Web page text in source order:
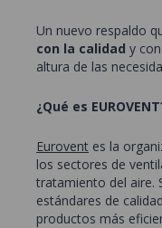
Un nuevo respaldo
con la calidad y
altura de las
¿Qué es
Eurovent es la
los sectores de
tratamiento del aire.
estándares de
productos más